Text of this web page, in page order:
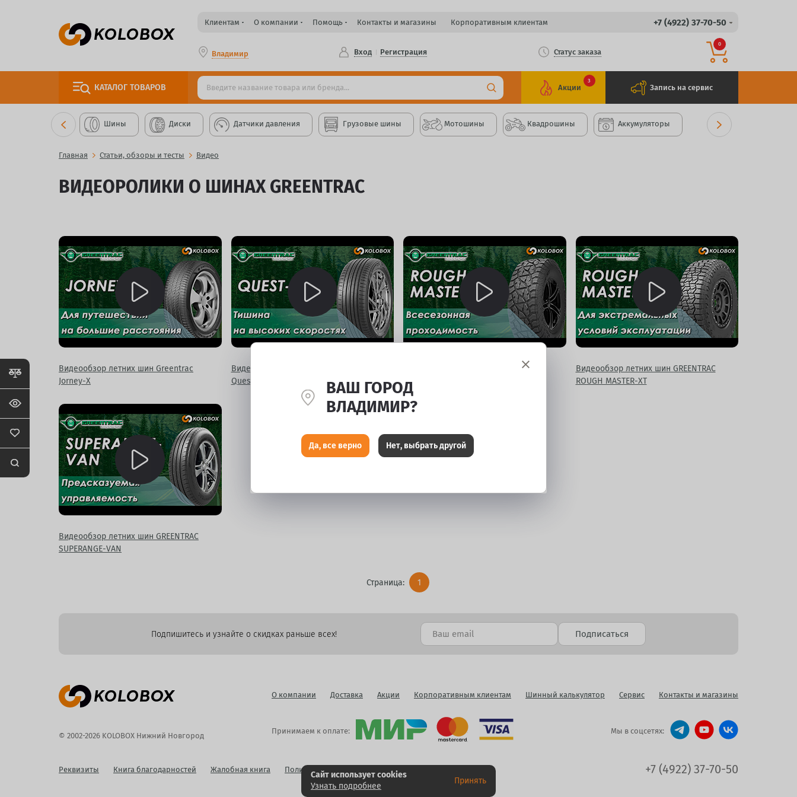
Клиентам О компании Помощь Контакты и магазины Корпоративным клиентам +7 (4922) 37-70-50
Владимир Вход Регистрация Статус заказа
0
КАТАЛОГ ТОВАРОВ Акции
3
Запись на сервис
Шины Диски Датчики давления Грузовые шины Мотошины Квадрошины Аккумуляторы
Главная Статьи, обзоры и тесты Видео
ВИДЕОРОЛИКИ О ШИНАХ GREENTRAC
Видеообзор летних шин Greentrac
Jorney-X
Видеообзор летних шин Greentrac
Quest-X
Видеообзор летних шин GREENTRAC
ROUGH MASTER-RT
Видеообзор летних шин GREENTRAC
ROUGH MASTER-XT
Видеообзор летних шин GREENTRAC
SUPERANGE-VAN
Страница: 1
Подпишитесь и узнайте о скидках раньше всех! Подписаться
© 2002-2026 KOLOBOX Нижний Новгород
О компании Доставка Акции Корпоративным клиентам Шинный калькулятор Сервис Контакты и магазины
Принимаем к оплате: Мы в соцсетях:
Реквизиты Книга благодарностей Жалобная книга Политика конфиденциальности +7 (4922) 37-70-50
ВАШ ГОРОД
ВЛАДИМИР?
Да, все верно Нет, выбрать другой
Сайт использует cookies
Узнать подробнее
Принять